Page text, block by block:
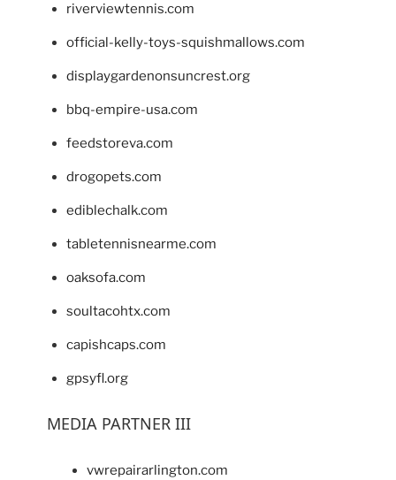
riverviewtennis.com
official-kelly-toys-squishmallows.com
displaygardenonsuncrest.org
bbq-empire-usa.com
feedstoreva.com
drogopets.com
ediblechalk.com
tabletennisnearme.com
oaksofa.com
soultacohtx.com
capishcaps.com
gpsyfl.org
MEDIA PARTNER III
vwrepairarlington.com